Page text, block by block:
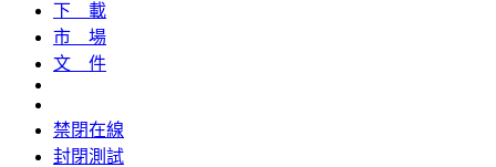
下 載
市 場
文 件
禁閉在線
封閉測試